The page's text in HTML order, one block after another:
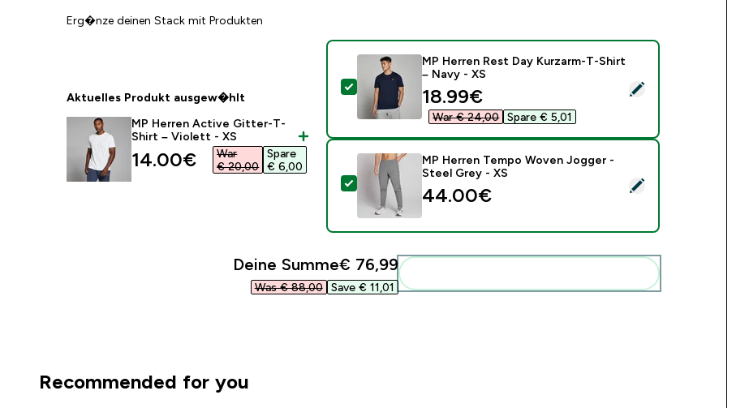
Erg�nze deinen Stack mit Produkten
Aktuelles Produkt ausgew�hlt
MP Herren Active Gitter-T-
Shirt – Violett - XS
discounted price
14.00€‎
War
€ 20,00‎
Spare
€ 6,00‎
Dieses Produkt ausw�hlen - MP Herren Rest Day Kurzarm-T-Shirt
MP Herren Rest Day Kurzarm-T-Shirt
– Navy - XS
discounted price
18.99€‎
War € 24,00‎ Spare € 5,01‎
Dieses Produkt ausw�hlen - MP Herren Tempo Woven Jogger -
MP Herren Tempo Woven Jogger -
Steel Grey - XS
44.00€‎
Deine Summe€ 76,99‎
Was € 88,00‎ Save € 11,01‎
Recommended for you